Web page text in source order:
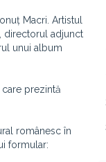
Macri. Artistul
directorul adjunct
unui album
prezintă
românesc în
formular: